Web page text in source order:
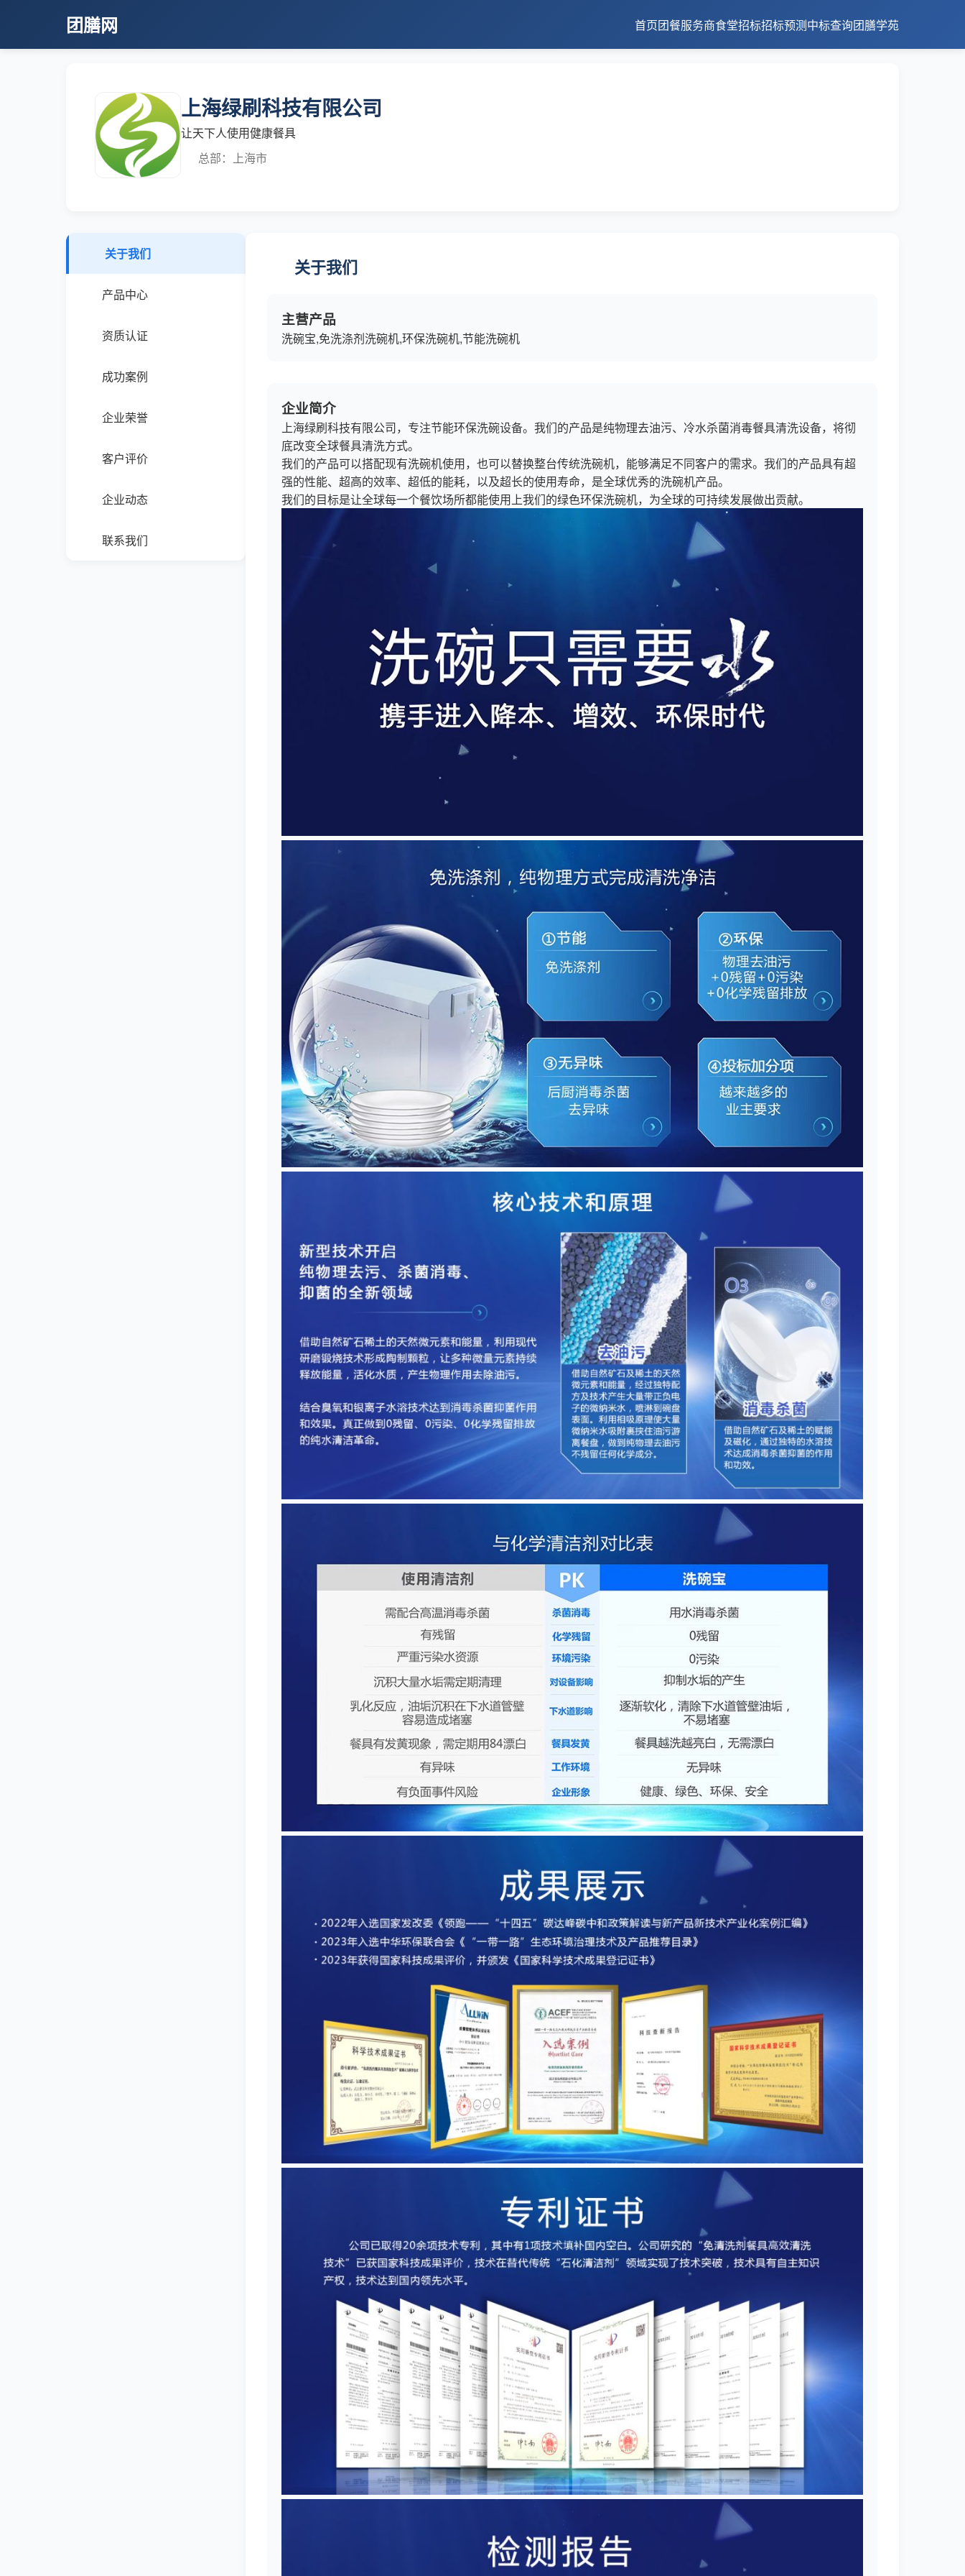
团膳网 首页团餐服务商食堂招标招标预测中标查询团膳学苑
上海绿刷科技有限公司
让天下人使用健康餐具
总部：上海市
关于我们
产品中心
资质认证
成功案例
企业荣誉
客户评价
企业动态
联系我们
关于我们
主营产品
洗碗宝,免洗涤剂洗碗机,环保洗碗机,节能洗碗机
企业简介
上海绿刷科技有限公司，专注节能环保洗碗设备。我们的产品是纯物理去油污、冷水杀菌消毒餐具清洗设备，将彻
底改变全球餐具清洗方式。
我们的产品可以搭配现有洗碗机使用，也可以替换整台传统洗碗机，能够满足不同客户的需求。我们的产品具有超
强的性能、超高的效率、超低的能耗，以及超长的使用寿命，是全球优秀的洗碗机产品。
我们的目标是让全球每一个餐饮场所都能使用上我们的绿色环保洗碗机，为全球的可持续发展做出贡献。